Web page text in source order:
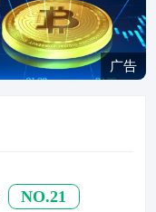
广告
NO.21